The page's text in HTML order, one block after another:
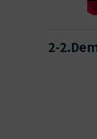
2-